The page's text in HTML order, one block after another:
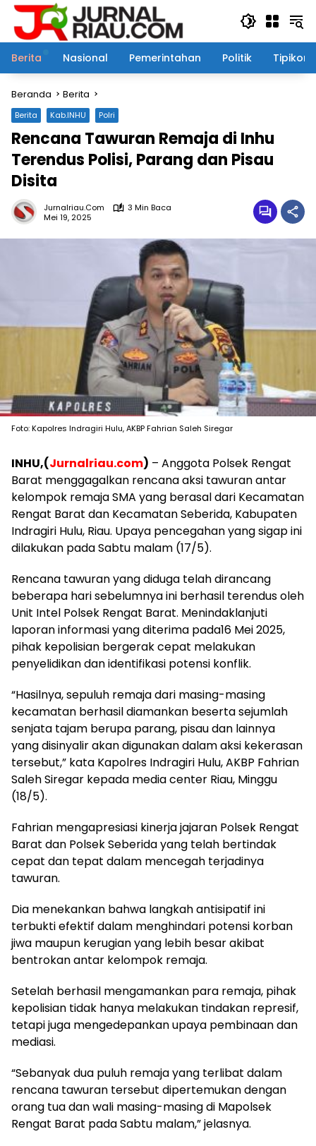
Langsung
konten
Berita
Nasional Pemerintahan Politik Tipikor
Beranda Berita
Berita Kab.INHU Polri
Rencana Tawuran Remaja di Inhu
Terendus Polisi, Parang dan Pisau
Disita
Jurnalriau.com
3 Min Baca
Mei 19, 2025
Foto: Kapolres Indragiri Hulu, AKBP Fahrian Saleh Siregar
INHU,(Jurnalriau.com) – Anggota Polsek Rengat
Barat menggagalkan rencana aksi tawuran antar
kelompok remaja SMA yang berasal dari Kecamatan
Rengat Barat dan Kecamatan Seberida, Kabupaten
Indragiri Hulu, Riau. Upaya pencegahan yang sigap ini
dilakukan pada Sabtu malam (17/5).
Rencana tawuran yang diduga telah dirancang
beberapa hari sebelumnya ini berhasil terendus oleh
Unit Intel Polsek Rengat Barat. Menindaklanjuti
laporan informasi yang diterima pada16 Mei 2025,
pihak kepolisian bergerak cepat melakukan
penyelidikan dan identifikasi potensi konflik.
“Hasilnya, sepuluh remaja dari masing-masing
kecamatan berhasil diamankan beserta sejumlah
senjata tajam berupa parang, pisau dan lainnya
yang disinyalir akan digunakan dalam aksi kekerasan
tersebut,” kata Kapolres Indragiri Hulu, AKBP Fahrian
Saleh Siregar kepada media center Riau, Minggu
(18/5).
Fahrian mengapresiasi kinerja jajaran Polsek Rengat
Barat dan Polsek Seberida yang telah bertindak
cepat dan tepat dalam mencegah terjadinya
tawuran.
Dia menekankan bahwa langkah antisipatif ini
terbukti efektif dalam menghindari potensi korban
jiwa maupun kerugian yang lebih besar akibat
bentrokan antar kelompok remaja.
Setelah berhasil mengamankan para remaja, pihak
kepolisian tidak hanya melakukan tindakan represif,
tetapi juga mengedepankan upaya pembinaan dan
mediasi.
“Sebanyak dua puluh remaja yang terlibat dalam
rencana tawuran tersebut dipertemukan dengan
orang tua dan wali masing-masing di Mapolsek
Rengat Barat pada Sabtu malam,” jelasnya.